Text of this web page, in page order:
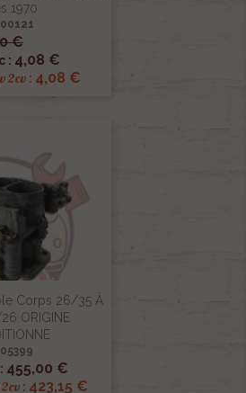
1970
€
: 4,08 €
2cv : 4,08 €
rapide
Corps 26/35 À
ORIGINE
455,00 €
2cv: 423,15 €
rapide